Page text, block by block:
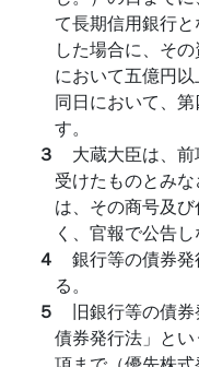
て長期信用銀行
した場合に、そ
において五億円以
同日において、
す。
３ 大蔵大臣は、
受けたものとみ
は、その商号及
く、官報で公告し
４ 銀行等の債券
る。
５ 旧銀行等の債
債券発行法」と